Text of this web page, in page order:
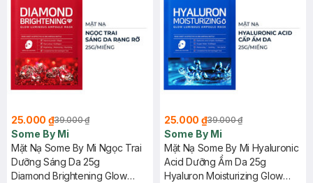
25.000 ₫39.000 ₫
Some By Mi
Mặt Nạ Some By Mi Ngọc Trai
Dưỡng Sáng Da 25g
Diamond Brightening Glow
25.000 ₫39.000 ₫
Some By Mi
Mặt Nạ Some By Mi Hyaluronic
Acid Dưỡng Ẩm Da 25g
Hyaluron Moisturizing Glow